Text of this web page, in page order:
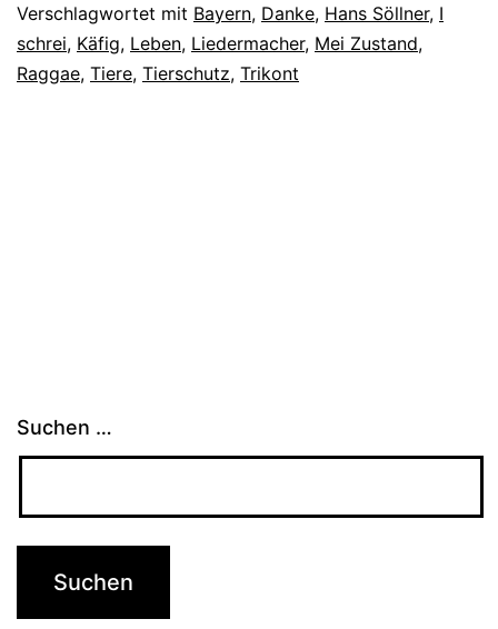
Verschlagwortet mit Bayern, Danke, Hans Söllner, I
schrei, Käfig, Leben, Liedermacher, Mei Zustand,
Raggae, Tiere, Tierschutz, Trikont
Suchen …